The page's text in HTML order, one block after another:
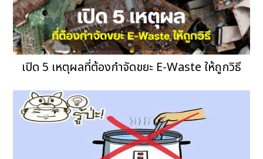
เปิด 5 เหตุผลที่ต้องกำจัดขยะ E-Waste ให้ถูกวิธี